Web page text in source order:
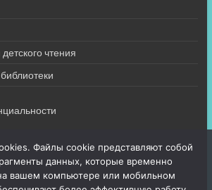
чтения
Файлы cookie представляют собой
данных, которые временно
вашем компьютере или мобильном